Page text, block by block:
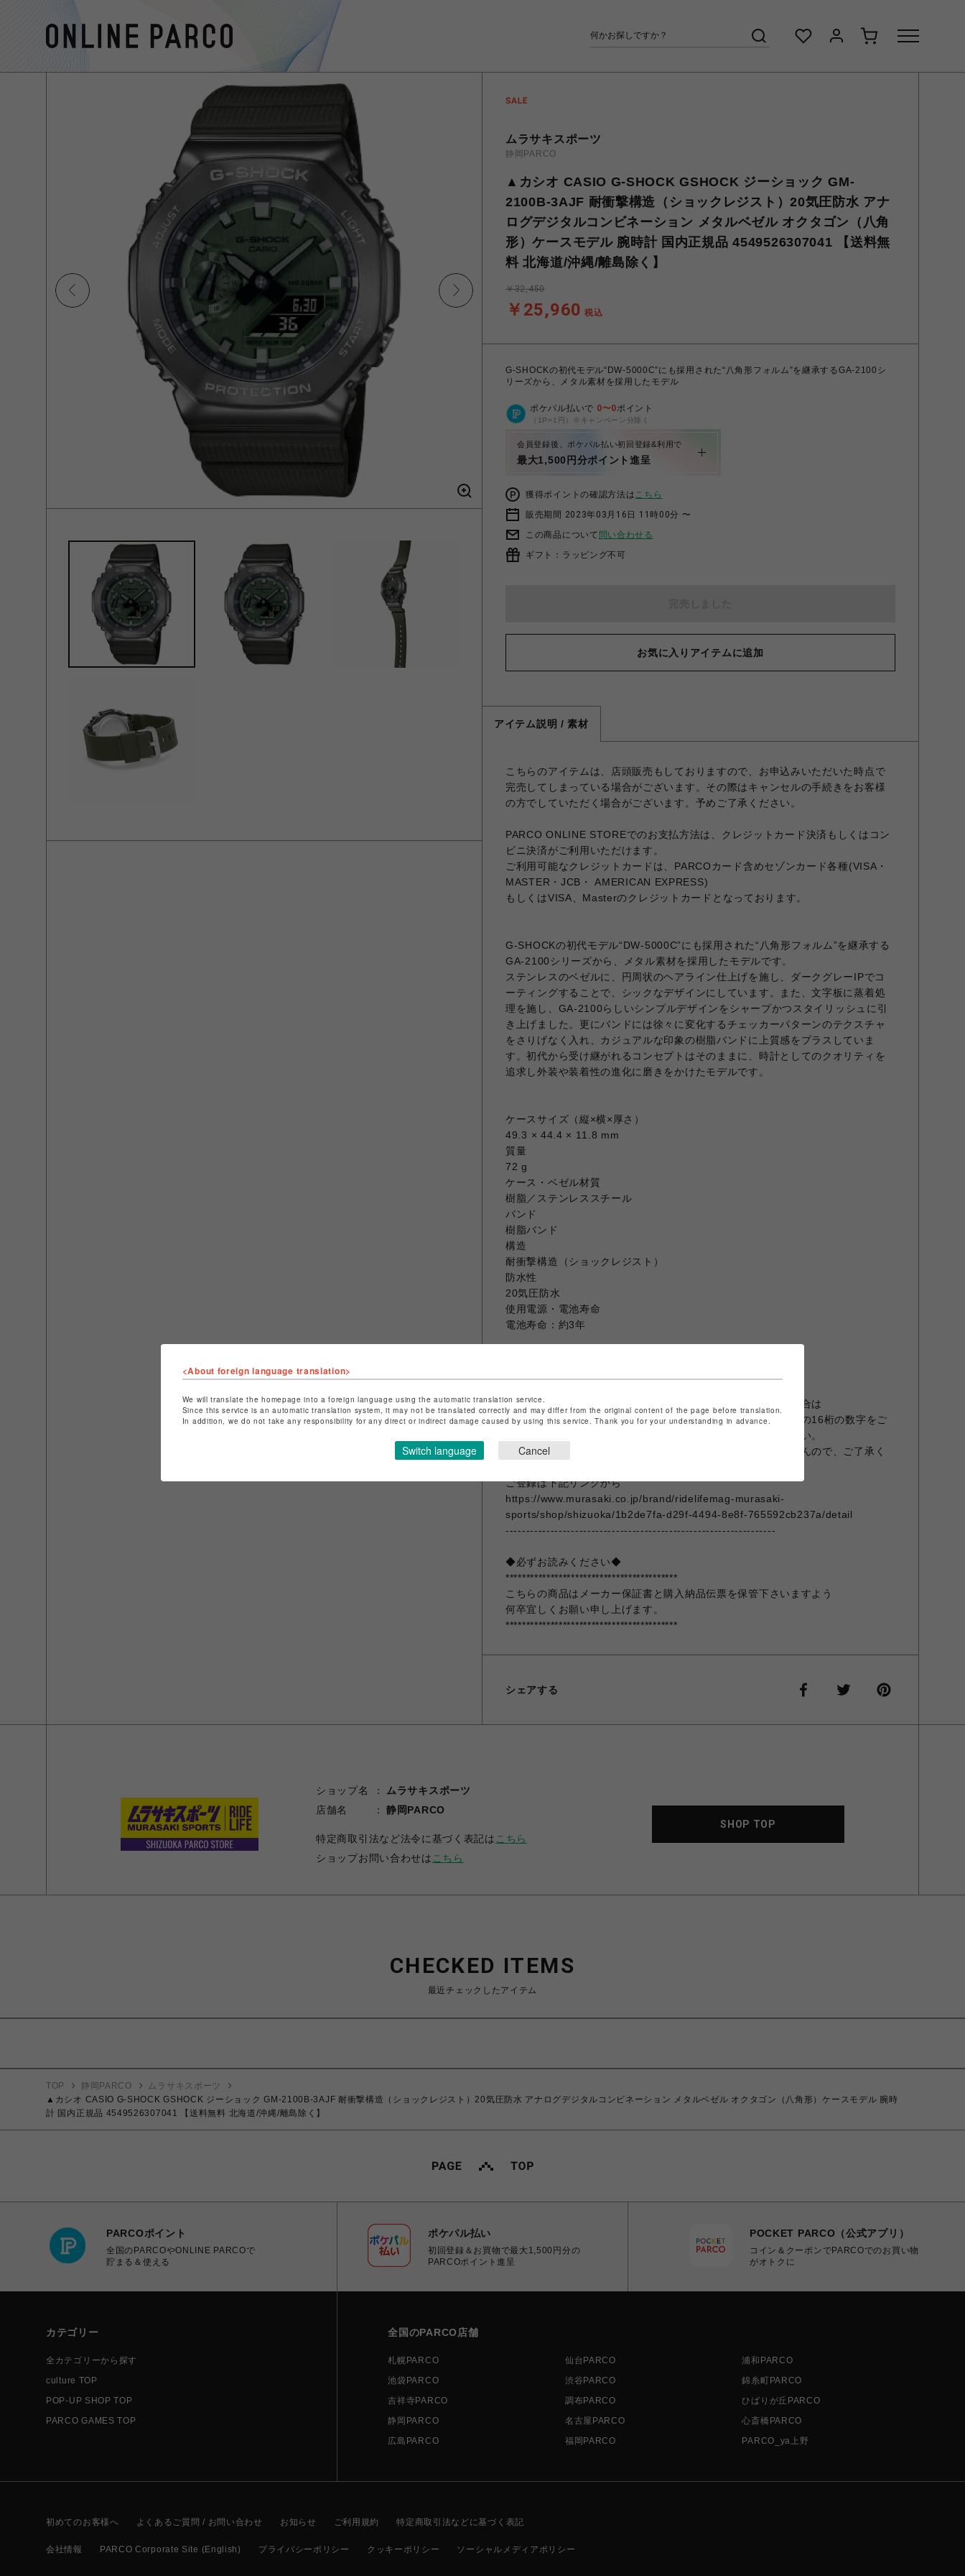
ムラサキスポーツ
静岡PARCO
▲カシオ CASIO G-SHOCK GSHOCK ジーショック GM-
2100B-3AJF 耐衝撃構造（ショックレジスト）20気圧防水 アナ
ログデジタルコンビネーション メタルベゼル オクタゴン（八角
形）ケースモデル 腕時計 国内正規品 4549526307041 【送料無
料 北海道/沖縄/離島除く】
￥25,960 税込
￥32,450
G-SHOCKの初代モデル“DW-5000C”にも採用された“八角形フォルム”を継承するGA-2100シ
リーズから、メタル素材を採用したモデル
ポケパル払いで 0〜0ポイント
（1P=1円）※キャンペーン分除く
会員登録後、ポケパル払い初回登録&利用で
最大1,500円分ポイント進呈
獲得ポイントの確認方法はこちら
販売期間 2023年03月16日 11時00分 〜
この商品について 問い合わせる
ギフト：ラッピング不可
お気に入りアイテムに追加
アイテム説明 / 素材
こちらのアイテムは、店頭販売もしておりますので、お申込みいただいた時点で
完売してしまっている場合がございます。その際はキャンセルの手続きをお客様
の方でしていただく場合がございます。予めご了承ください。
PARCO ONLINE STOREでのお支払方法は、クレジットカード決済もしくはコン
ビニ決済がご利用いただけます。
ご利用可能なクレジットカードは、PARCOカード含めセゾンカード各種(VISA・
MASTER・JCB・ AMERICAN EXPRESS)
もしくはVISA、Masterのクレジットカードとなっております。
G-SHOCKの初代モデル“DW-5000C”にも採用された“八角形フォルム”を継承する
GA-2100シリーズから、メタル素材を採用したモデルです。
ステンレスのベゼルに、円周状のヘアライン仕上げを施し、ダークグレーIPでコ
ーティングすることで、シックなデザインにしています。また、文字板に蒸着処
理を施し、GA-2100らしいシンプルデザインをシャープかつスタイリッシュに引
き上げました。更にバンドには徐々に変化するチェッカーパターンのテクスチャ
をさりげなく入れ、カジュアルな印象の樹脂バンドに上質感をプラスしていま
す。初代から受け継がれるコンセプトはそのままに、時計としてのクオリティを
追求し外装や装着性の進化に磨きをかけたモデルです。
ケースサイズ（縦×横×厚さ）
49.3 × 44.4 × 11.8 mm
質量
72 g
ケース・ベゼル材質
樹脂／ステンレススチール
バンド
樹脂バンド
構造
耐衝撃構造（ショックレジスト）
防水性
20気圧防水
使用電源・電池寿命
電池寿命：約3年
ムラサキスポーツポイントアプリ『ムラポ』のご登録がある場合は
その他、要望欄にムラポアプリメンバー画面でバーコードしたの16桁の数字をご
記入ください。登録なしの場合は『登録なし』とご記入ください。
※購入前に無料でご登録も可能です。ポイントは後付できませんので、ご了承く
ご登録は下記リンクから
https://www.murasaki.co.jp/brand/ridelifemag-murasaki-
sports/shop/shizuoka/1b2de7fa-d29f-4494-8e8f-765592cb237a/detail
------------------------------------------------------------------
◆必ずお読みください◆
******************************************
こちらの商品はメーカー保証書と購入納品伝票を保管下さいますよう
何卒宜しくお願い申し上げます。
******************************************
シェアする
ショップ名
ムラサキスポーツ
店舗名
静岡PARCO
特定商取引法など法令に基づく表記は こちら
ショップお問い合わせは こちら
SHOP TOP
CHECKED ITEMS
最近チェックしたアイテム
TOP 静岡PARCO
ムラサキスポーツ
▲カシオ CASIO G-SHOCK GSHOCK ジーショック GM-2100B-3AJF 耐衝撃構造（ショックレジスト）20気圧防水 アナログデジタルコンビネーション メタルベゼル オクタゴン（八角形）ケースモデル 腕時
計 国内正規品 4549526307041 【送料無料 北海道/沖縄/離島除く】
PARCOポイント
全国のPARCOやONLINE PARCOで
貯まる＆使える
ポケパル払い
初回登録＆お買物で最大1,500円分の
PARCOポイント進呈
POCKET PARCO（公式アプリ）
コイン＆クーポンでPARCOでのお買い物
がオトクに
カテゴリー
全カテゴリーから探す
culture TOP
POP-UP SHOP TOP
PARCO GAMES TOP
全国のPARCO店舗
札幌PARCO 仙台PARCO
浦和PARCO
池袋PARCO
渋谷PARCO
錦糸町PARCO
吉祥寺PARCO
調布PARCO
ひばりが丘PARCO
静岡PARCO
名古屋PARCO
心斎橋PARCO
広島PARCO
福岡PARCO PARCO_ya上野
初めてのお客様へ よくあるご質問 / お問い合わせ お知らせ ご利用規約 特定商取引法などに基づく表記
会社情報 PARCO Corporate Site (English) プライバシーポリシー クッキーポリシー ソーシャルメディアポリシー
<About foreign language translation>
We will translate the homepage into a foreign language using the automatic translation service.
Since this service is an automatic translation system, it may not be translated correctly and may differ from the original content of the page before translation.
In addition, we do not take any responsibility for any direct or indirect damage caused by using this service. Thank you for your understanding in advance.
Switch language Cancel